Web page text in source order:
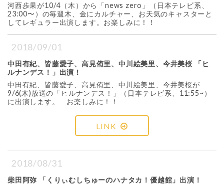
河西歩果が10/4（木）から「news zero」（日本テレビ系、
23:00〜）の毎週木、金にカルチャー、お天気のキャスターと
してレギュラー出演します。お楽しみに！！
2018/09/01
中田有紀、皆藤愛子、高見侑里、中川絵美里、今井美桜 「ヒ
ルナンデス！」出演！
中田有紀、皆藤愛子、高見侑里、中川絵美里、今井美桜が
9/6(木)放送の「ヒルナンデス！」（日本テレビ系、11:55~）
に出演します。 お楽しみに！！
LINK
2018/08/31
柴田阿弥 「くりぃむしちゅーのハナタカ！優越館」出演！